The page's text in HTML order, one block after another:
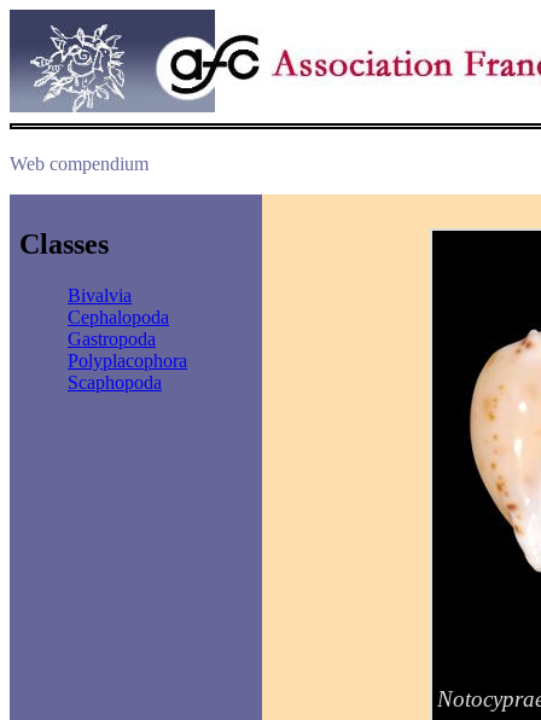
Web compendium
Classes
Bivalvia
Cephalopoda
Gastropoda
Polyplacophora
Scaphopoda